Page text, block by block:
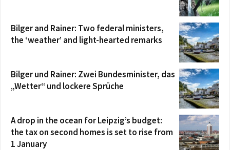
Bilger and Rainer: Two federal ministers,
the ‘weather’ and light-hearted remarks
Bilger und Rainer: Zwei Bundesminister, das
„Wetter“ und lockere Sprüche
A drop in the ocean for Leipzig’s budget:
the tax on second homes is set to rise from
1 January